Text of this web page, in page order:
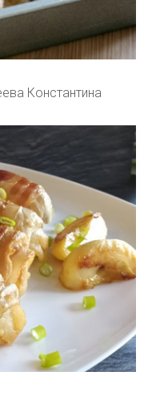
Константина